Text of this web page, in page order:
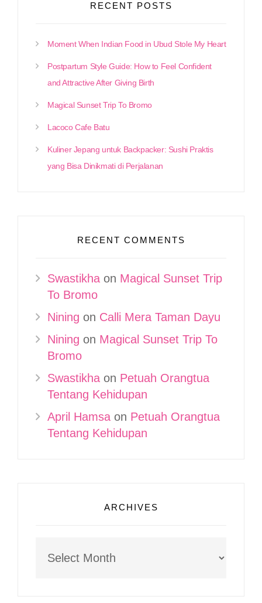
RECENT POSTS
Moment When Indian Food in Ubud Stole My Heart
Postpartum Style Guide: How to Feel Confident
and Attractive After Giving Birth
Magical Sunset Trip To Bromo
Lacoco Cafe Batu
Kuliner Jepang untuk Backpacker: Sushi Praktis
yang Bisa Dinikmati di Perjalanan
RECENT COMMENTS
Swastikha on Magical Sunset Trip
To Bromo
Nining on Calli Mera Taman Dayu
Nining on Magical Sunset Trip To
Bromo
Swastikha on Petuah Orangtua
Tentang Kehidupan
April Hamsa on Petuah Orangtua
Tentang Kehidupan
ARCHIVES